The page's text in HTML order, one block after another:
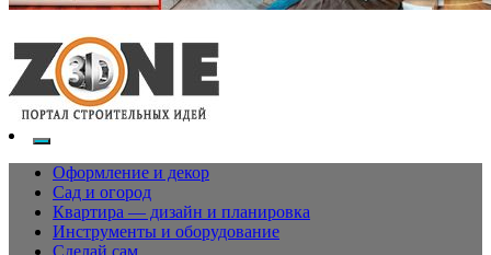
Оформление и декор
Сад и огород
Квартира — дизайн и планировка
Инструменты и оборудование
Сделай сам